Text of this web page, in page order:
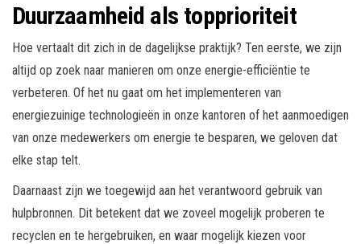
Duurzaamheid als topprioriteit
Hoe vertaalt dit zich in de dagelijkse praktijk? Ten eerste, we zijn
altijd op zoek naar manieren om onze energie-efficiëntie te
verbeteren. Of het nu gaat om het implementeren van
energiezuinige technologieën in onze kantoren of het aanmoedigen
van onze medewerkers om energie te besparen, we geloven dat
elke stap telt.
Daarnaast zijn we toegewijd aan het verantwoord gebruik van
hulpbronnen. Dit betekent dat we zoveel mogelijk proberen te
recyclen en te hergebruiken, en waar mogelijk kiezen voor